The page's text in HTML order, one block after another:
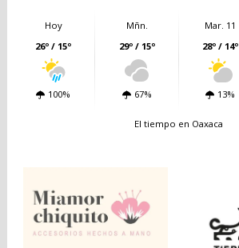
Hoy
26º / 15º
100%
Mñn.
29º / 15º
67%
Mar. 11
28º / 14º
13%
El tiempo en Oaxaca